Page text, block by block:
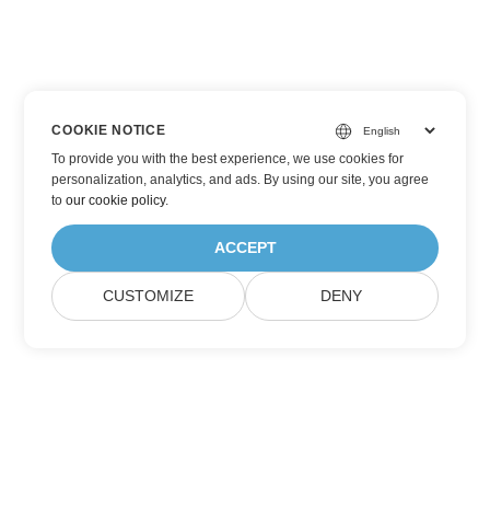
COOKIE NOTICE
To provide you with the best experience, we use cookies for
personalization, analytics, and ads. By using our site, you agree
toour cookie policy.
ACCEPT
CUSTOMIZE DENY